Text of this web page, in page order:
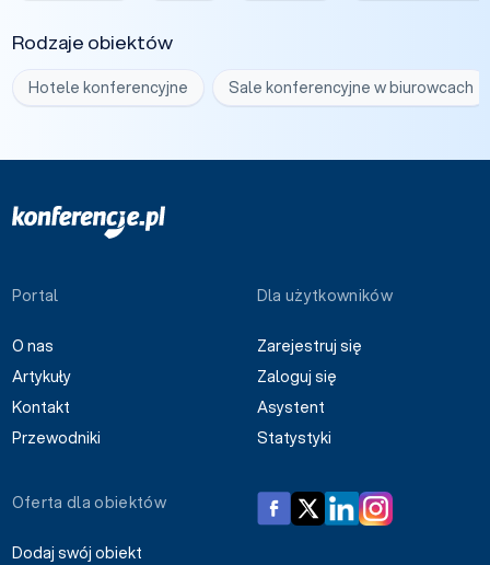
Rodzaje obiektów
Hotele konferencyjne Sale konferencyjne w biurowcach
Portal
O nas
Artykuły
Kontakt
Przewodniki
Dla użytkowników
Zarejestruj się
Zaloguj się
Asystent
Statystyki
Oferta dla obiektów
Dodaj swój obiekt